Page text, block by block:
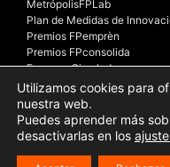
MetrópolisFPLab
Plan de Medidas de
Premios FPemprèn
Premios FPconsolida
Empresa Simulada
Beca – Empresa
Mesas Sectoriales
Internacionalización
Garantía Juvenil
Utilizamos cookies para
nuestra web.
Puedes aprender más
desactivarlas en los